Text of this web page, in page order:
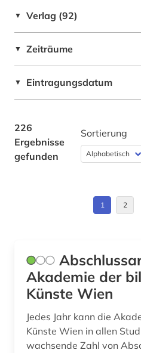
bauprodukt (2)
bausanierung (1)
baustoffe (1)
bauteil (1)
bauvorhaben (1)
bauwerk (3)
bauwesen (8)
Frankreich (3)
Niederlande (2)
Niedersachsen (1)
Norwegen (2)
Oesterreich (13)
▼ Verlag (92)
▼ Zeiträume
▼ Eintragungsdatum
226
Ergebnisse
gefunden
Sortierung
1 2
Akademie der
Künste Wien
Jedes Jahr kann die
Künste Wien in allen
wachsende Zahl von